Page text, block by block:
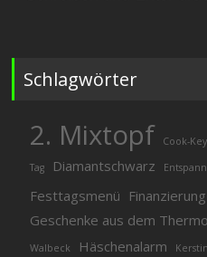
Schlagwörter
2. Mixtopf Cook-Key
Tag Diamantschwarz
Festtagsmenü Finanzierung
Geschenke aus dem
Walbeck Häschenalarm